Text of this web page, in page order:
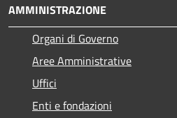
AMMINISTRAZIONE
Organi di Governo
Aree Amministrative
Uffici
Enti e fondazioni